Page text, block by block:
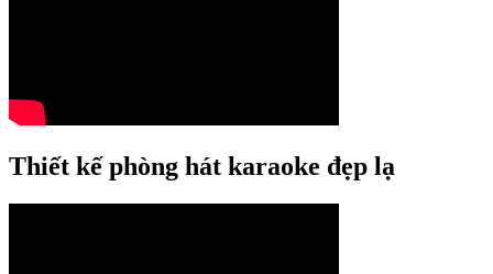
Thiết kế phòng hát karaoke đẹp lạ